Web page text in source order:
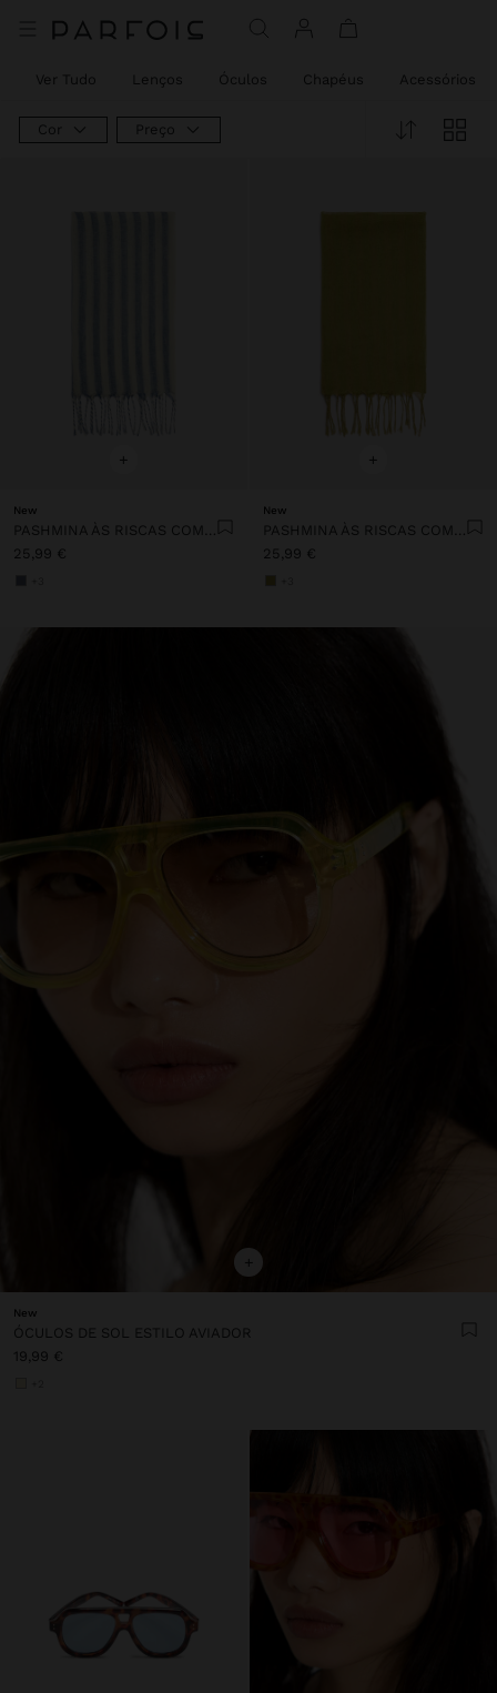
Ver Tudo Lenços Óculos Chapéus Acessórios
Cor Preço
+
New
PASHMINA ÀS RISCAS COM FRANJAS 100% LINHO
25,99 €
+
New
PASHMINA ÀS RISCAS COM FRANJAS 100% LINHO
25,99 €
+
New
ÓCULOS DE SOL ESTILO AVIADOR
19,99 €